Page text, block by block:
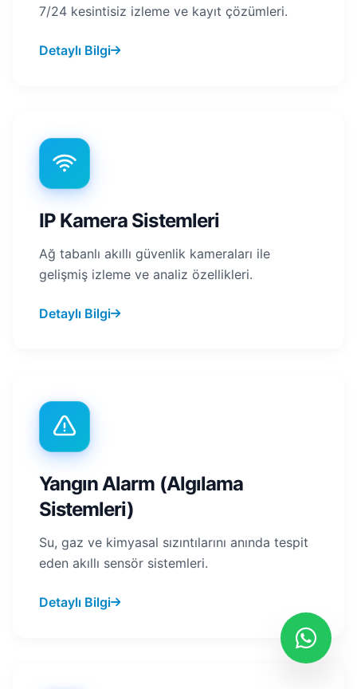
7/24 kesintisiz izleme ve kayıt çözümleri.
Detaylı Bilgi
IP Kamera Sistemleri
Ağ tabanlı akıllı güvenlik kameraları ile
gelişmiş izleme ve analiz özellikleri.
Detaylı Bilgi
Yangın Alarm (Algılama
Sistemleri)
Su, gaz ve kimyasal sızıntılarını anında tespit
eden akıllı sensör sistemleri.
Detaylı Bilgi